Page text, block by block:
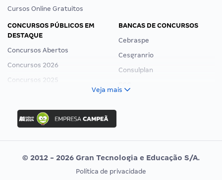
Cursos Online Gratuitos
CONCURSOS PÚBLICOS EM
DESTAQUE
Concursos Abertos
Concursos 2026
Concursos 2025
Concurso Ibama
Concurso MPU
Editais publicados
BANCAS DE CONCURSOS
Cebraspe
Cesgranrio
Consulplan
Vunesp
CONCURSOS POR PROFISSÃO EXAME DE ORDEM
Veja mais
© 2012 - 2026 Gran Tecnologia e Educação S/A.
Política de privacidade